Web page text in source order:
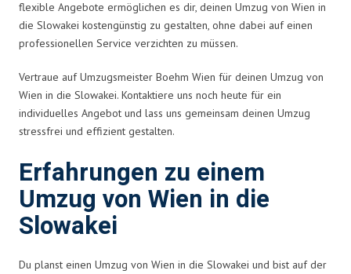
flexible Angebote ermöglichen es dir, deinen Umzug von Wien in
die Slowakei kostengünstig zu gestalten, ohne dabei auf einen
professionellen Service verzichten zu müssen.
Vertraue auf Umzugsmeister Boehm Wien für deinen Umzug von
Wien in die Slowakei. Kontaktiere uns noch heute für ein
individuelles Angebot und lass uns gemeinsam deinen Umzug
stressfrei und effizient gestalten.
Erfahrungen zu einem
Umzug von Wien in die
Slowakei
Du planst einen Umzug von Wien in die Slowakei und bist auf der